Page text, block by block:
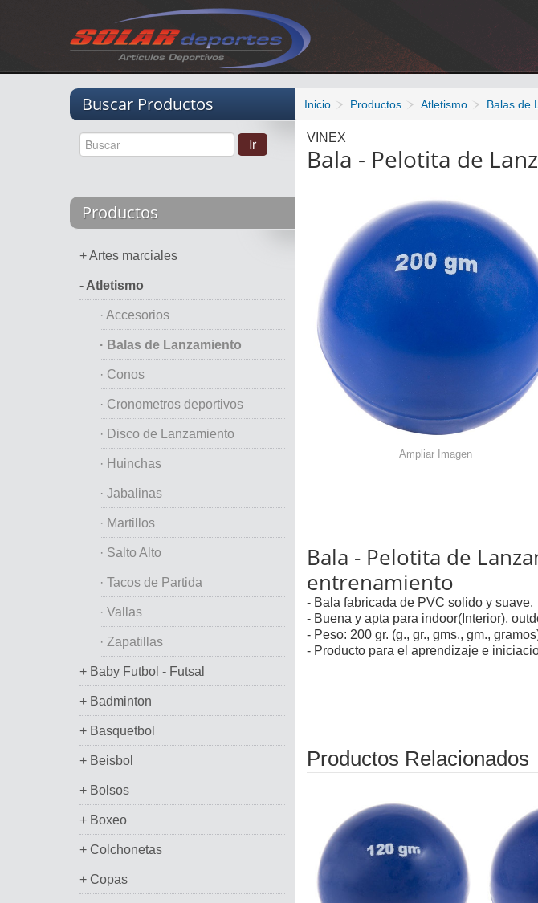
Buscar Productos
Productos
+ Artes marciales
- Atletismo
· Accesorios
· Balas de Lanzamiento
· Conos
· Cronometros deportivos
· Disco de Lanzamiento
· Huinchas
· Jabalinas
· Martillos
· Salto Alto
· Tacos de Partida
· Vallas
· Zapatillas
+ Baby Futbol - Futsal
+ Badminton
+ Basquetbol
+ Beisbol
+ Bolsos
+ Boxeo
+ Colchonetas
+ Copas
Inicio Productos Atletismo Balas de
VINEX
Bala - Pelotita de
Ampliar Imagen
Bala - Pelotita de
entrenamiento
- Bala fabricada de PVC solido y suave.
- Buena y apta para indoor(Interior),
- Peso: 200 gr. (g., gr., gms., gm.,
- Producto para el aprendizaje e
Productos Relacionados